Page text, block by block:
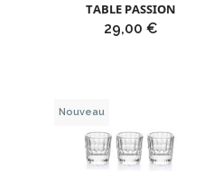
TABLE PASSION
Prix
29,00 €
Nouveau